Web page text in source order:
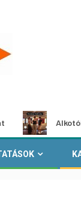
Alkotói